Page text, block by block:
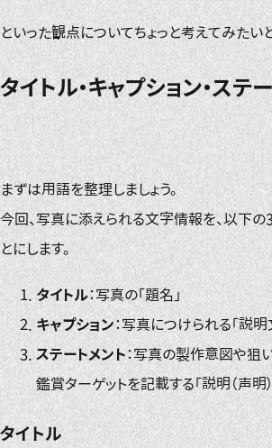
といった観点についてちょっと考えてみたい
タイトル・キャプション・ステ
まずは用語を整理しましょう。
今回、写真に添えられる文字情報を、以下の
とにします。
タイトル：写真の「題名」
キャプション：写真につけられる「説明
ステートメント：写真の製作意図や狙
鑑賞ターゲットを記載する「説明（声明）
タイトル